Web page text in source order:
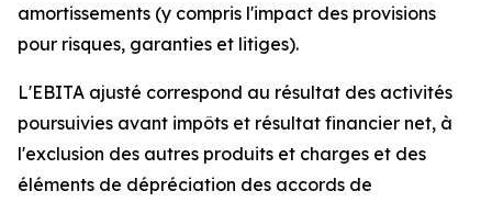
amortissements (y compris l'impact des provisions
pour risques, garanties et litiges).
L'EBITA ajusté correspond au résultat des activités
poursuivies avant impôts et résultat financier net, à
l'exclusion des autres produits et charges et des
éléments de dépréciation des accords de